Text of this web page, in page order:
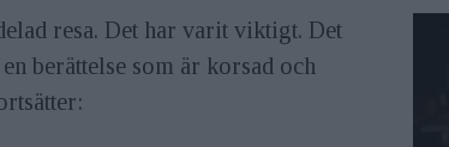
resa. Det har varit viktigt. Det
berättelse som är korsad och